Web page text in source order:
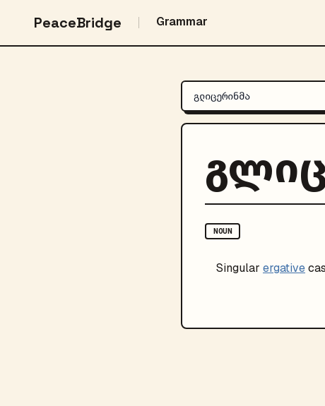
PeaceBridge Grammar
NOUN
Singular ergative